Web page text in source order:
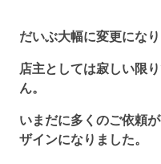
だいぶ大幅に変更になり
店主としては寂しい限
ん。
いまだに多くのご依頼
ザインになりました。